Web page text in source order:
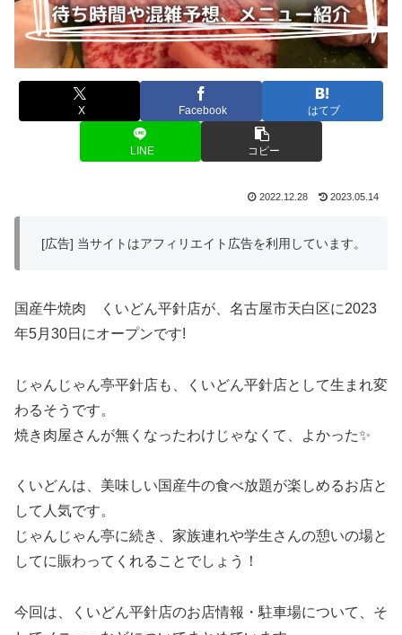
X Facebook はてブ
LINE コピー
2022.12.28 2023.05.14
[広告] 当サイトはアフィリエイト広告を利用しています。
国産牛焼肉 くいどん平針店が、名古屋市天白区に2023
年5月30日にオープンです!
じゃんじゃん亭平針店も、くいどん平針店として生まれ変
わるそうです。
焼き肉屋さんが無くなったわけじゃなくて、よかった✨
くいどんは、美味しい国産牛の食べ放題が楽しめるお店と
して人気です。
じゃんじゃん亭に続き、家族連れや学生さんの憩いの場と
してに賑わってくれることでしょう！
今回は、くいどん平針店のお店情報・駐車場について、そ